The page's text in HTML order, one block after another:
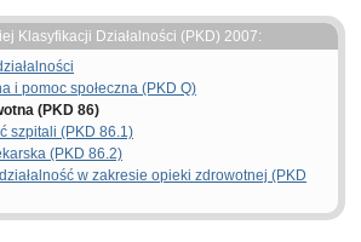
Klasyfikacji Działalności (PKD) 2007:
i pomoc społeczna (PKD Q)
(PKD 86)
szpitali (PKD 86.1)
(PKD 86.2)
działalność w zakresie opieki zdrowotnej (PKD